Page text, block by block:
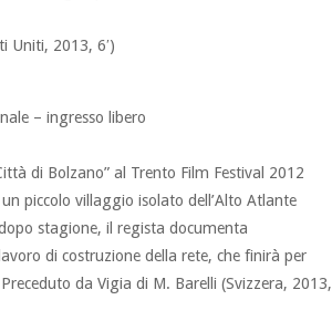
Uniti, 2013, 6′)
– ingresso libero
di Bolzano” al Trento Film Festival 2012
un piccolo villaggio isolato dell’Alto Atlante
stagione, il regista documenta
di costruzione della rete, che finirà per
da Vigia di M. Barelli (Svizzera, 2013,